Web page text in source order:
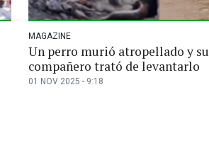
MAGAZINE
Un perro murió atropellado y su
compañero trató de levantarlo
01 NOV 2025 - 9:18